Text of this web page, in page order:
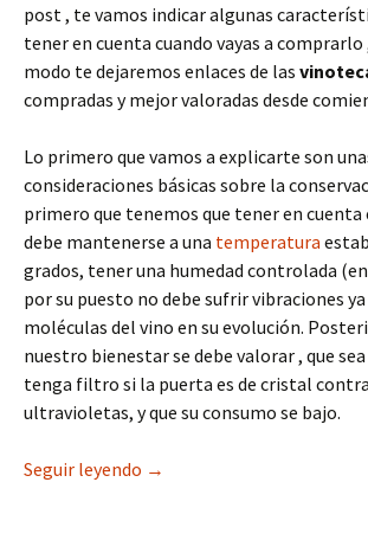
post , te vamos indicar algunas
tener en cuenta cuando vayas a
modo te dejaremos enlaces de las
compradas y mejor valoradas desde
Lo primero que vamos a explicarte son
consideraciones básicas sobre la
primero que tenemos que tener en cuenta
debe mantenerse a una temperatura
grados, tener una humedad controlada
por su puesto no debe sufrir vibraciones ya
moléculas del vino en su evolución.
nuestro bienestar se debe valorar , que
tenga filtro si la puerta es de cristal
ultravioletas, y que su consumo se bajo.
Seguir leyendo Que vinoteca me compro |
→